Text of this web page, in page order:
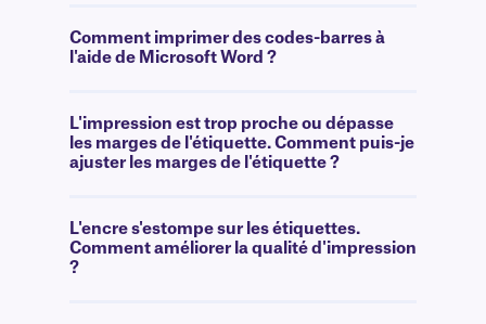
Comment imprimer des codes-barres à
l'aide de Microsoft Word ?
L'impression est trop proche ou dépasse
les marges de l'étiquette. Comment puis-je
ajuster les marges de l'étiquette ?
L'encre s'estompe sur les étiquettes.
Comment améliorer la qualité d'impression
?